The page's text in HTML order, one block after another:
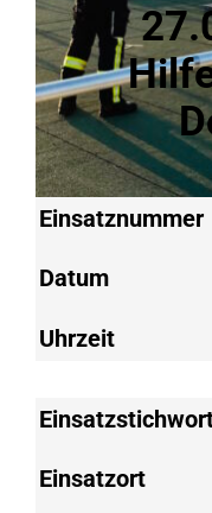
Einsatznummer
Datum
Uhrzeit
Einsatzort